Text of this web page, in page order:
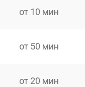
от 10 мин
от 50 мин
от 20 мин